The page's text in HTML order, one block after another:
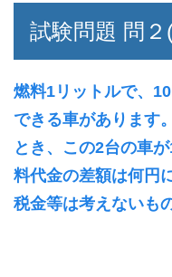
試験問題 問２
燃料1リットルで、
できる車があります
とき、この2台の車
料代金の差額は何円
税金等は考えないも